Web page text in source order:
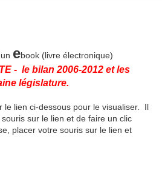
ebook (livre électronique)
- le bilan 2006-2012 et les
législature.
le lien ci-dessous pour le visualiser. Il
sur le lien et de faire un clic
placer votre souris sur le lien et